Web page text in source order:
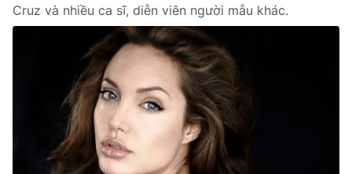
Cruz và nhiều ca sĩ, diễn viên người mẫu khác.